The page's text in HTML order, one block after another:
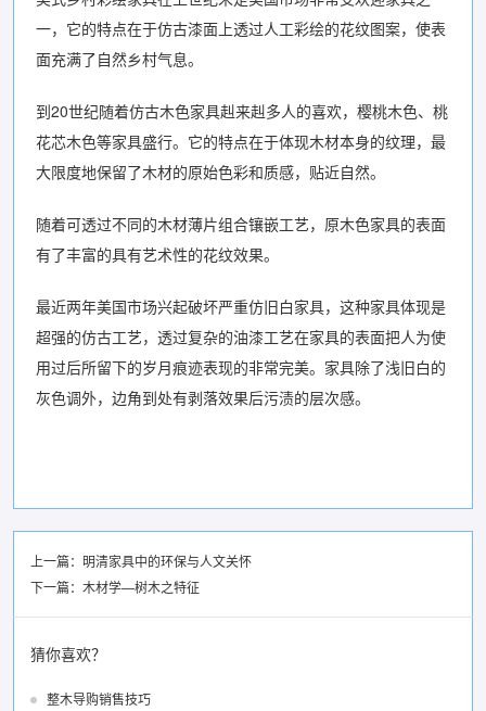
一，它的特点在于仿古漆面上透过人工彩绘的花纹图案，使表
面充满了自然乡村气息。
到20世纪随着仿古木色家具赳来赳多人的喜欢，樱桃木色、桃
花芯木色等家具盛行。它的特点在于体现木材本身的纹理，最
大限度地保留了木材的原始色彩和质感，贴近自然。
随着可透过不同的木材薄片组合镶嵌工艺，原木色家具的表面
有了丰富的具有艺术性的花纹效果。
最近两年美国市场兴起破坏严重仿旧白家具，这种家具体现是
超强的仿古工艺，透过复杂的油漆工艺在家具的表面把人为使
用过后所留下的岁月痕迹表现的非常完美。家具除了浅旧白的
灰色调外，边角到处有剥落效果后污渍的层次感。
上一篇： 明清家具中的环保与人文关怀
下一篇： 木材学—树木之特征
猜你喜欢？
整木导购销售技巧